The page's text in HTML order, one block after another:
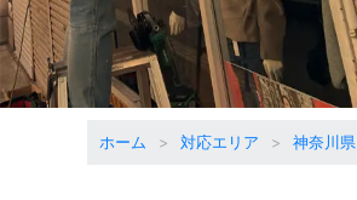
ホーム 対応エリア 神奈川県